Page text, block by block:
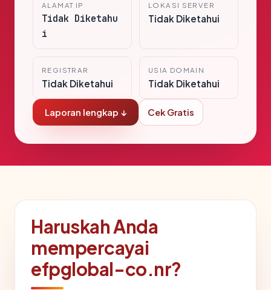
ALAMAT IP
Tidak Diketahu
i
LOKASI SERVER
Tidak Diketahui
REGISTRAR
Tidak Diketahui
USIA DOMAIN
Tidak Diketahui
Laporan lengkap ↓ Cek Gratis
Haruskah Anda
mempercayai
efpglobal-co.nr?